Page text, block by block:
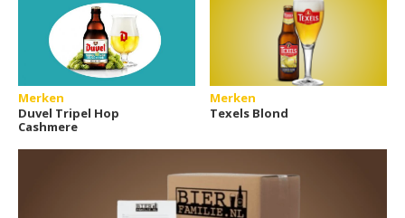
Merken
Duvel Tripel Hop
Cashmere
Merken
Texels Blond